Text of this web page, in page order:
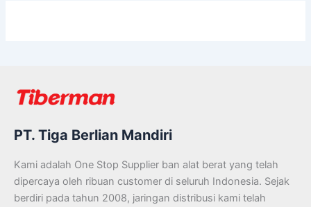
PT. Tiga Berlian Mandiri
Kami adalah One Stop Supplier ban alat berat yang telah
dipercaya oleh ribuan customer di seluruh Indonesia. Sejak
berdiri pada tahun 2008, jaringan distribusi kami telah